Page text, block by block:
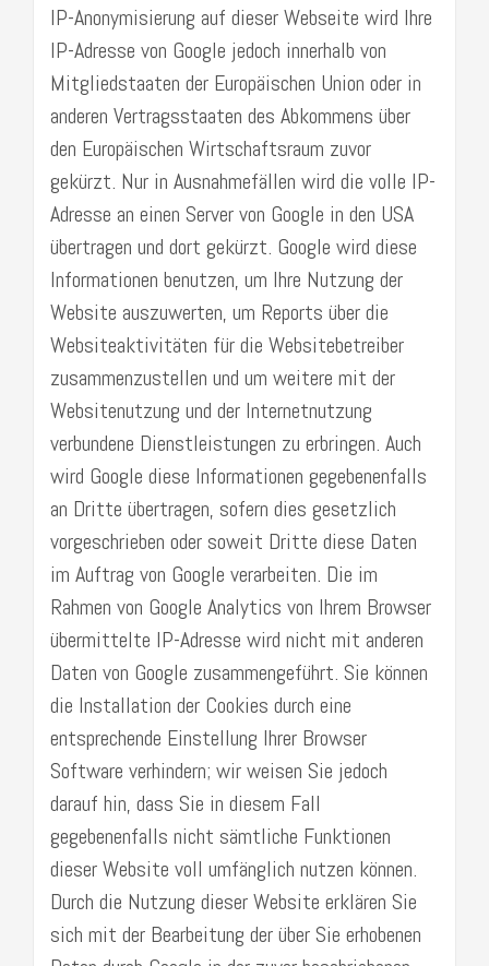
IP-Anonymisierung auf dieser Webseite wird Ihre
IP-Adresse von Google jedoch innerhalb von
Mitgliedstaaten der Europäischen Union oder in
anderen Vertragsstaaten des Abkommens über
den Europäischen Wirtschaftsraum zuvor
gekürzt. Nur in Ausnahmefällen wird die volle IP-
Adresse an einen Server von Google in den USA
übertragen und dort gekürzt. Google wird diese
Informationen benutzen, um Ihre Nutzung der
Website auszuwerten, um Reports über die
Websiteaktivitäten für die Websitebetreiber
zusammenzustellen und um weitere mit der
Websitenutzung und der Internetnutzung
verbundene Dienstleistungen zu erbringen. Auch
wird Google diese Informationen gegebenenfalls
an Dritte übertragen, sofern dies gesetzlich
vorgeschrieben oder soweit Dritte diese Daten
im Auftrag von Google verarbeiten. Die im
Rahmen von Google Analytics von Ihrem Browser
übermittelte IP-Adresse wird nicht mit anderen
Daten von Google zusammengeführt. Sie können
die Installation der Cookies durch eine
entsprechende Einstellung Ihrer Browser
Software verhindern; wir weisen Sie jedoch
darauf hin, dass Sie in diesem Fall
gegebenenfalls nicht sämtliche Funktionen
dieser Website voll umfänglich nutzen können.
Durch die Nutzung dieser Website erklären Sie
sich mit der Bearbeitung der über Sie erhobenen